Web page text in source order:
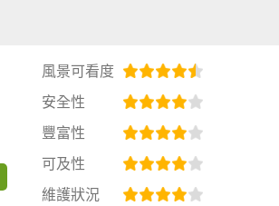
風景可看度
安全性
豐富性
可及性
維護狀況